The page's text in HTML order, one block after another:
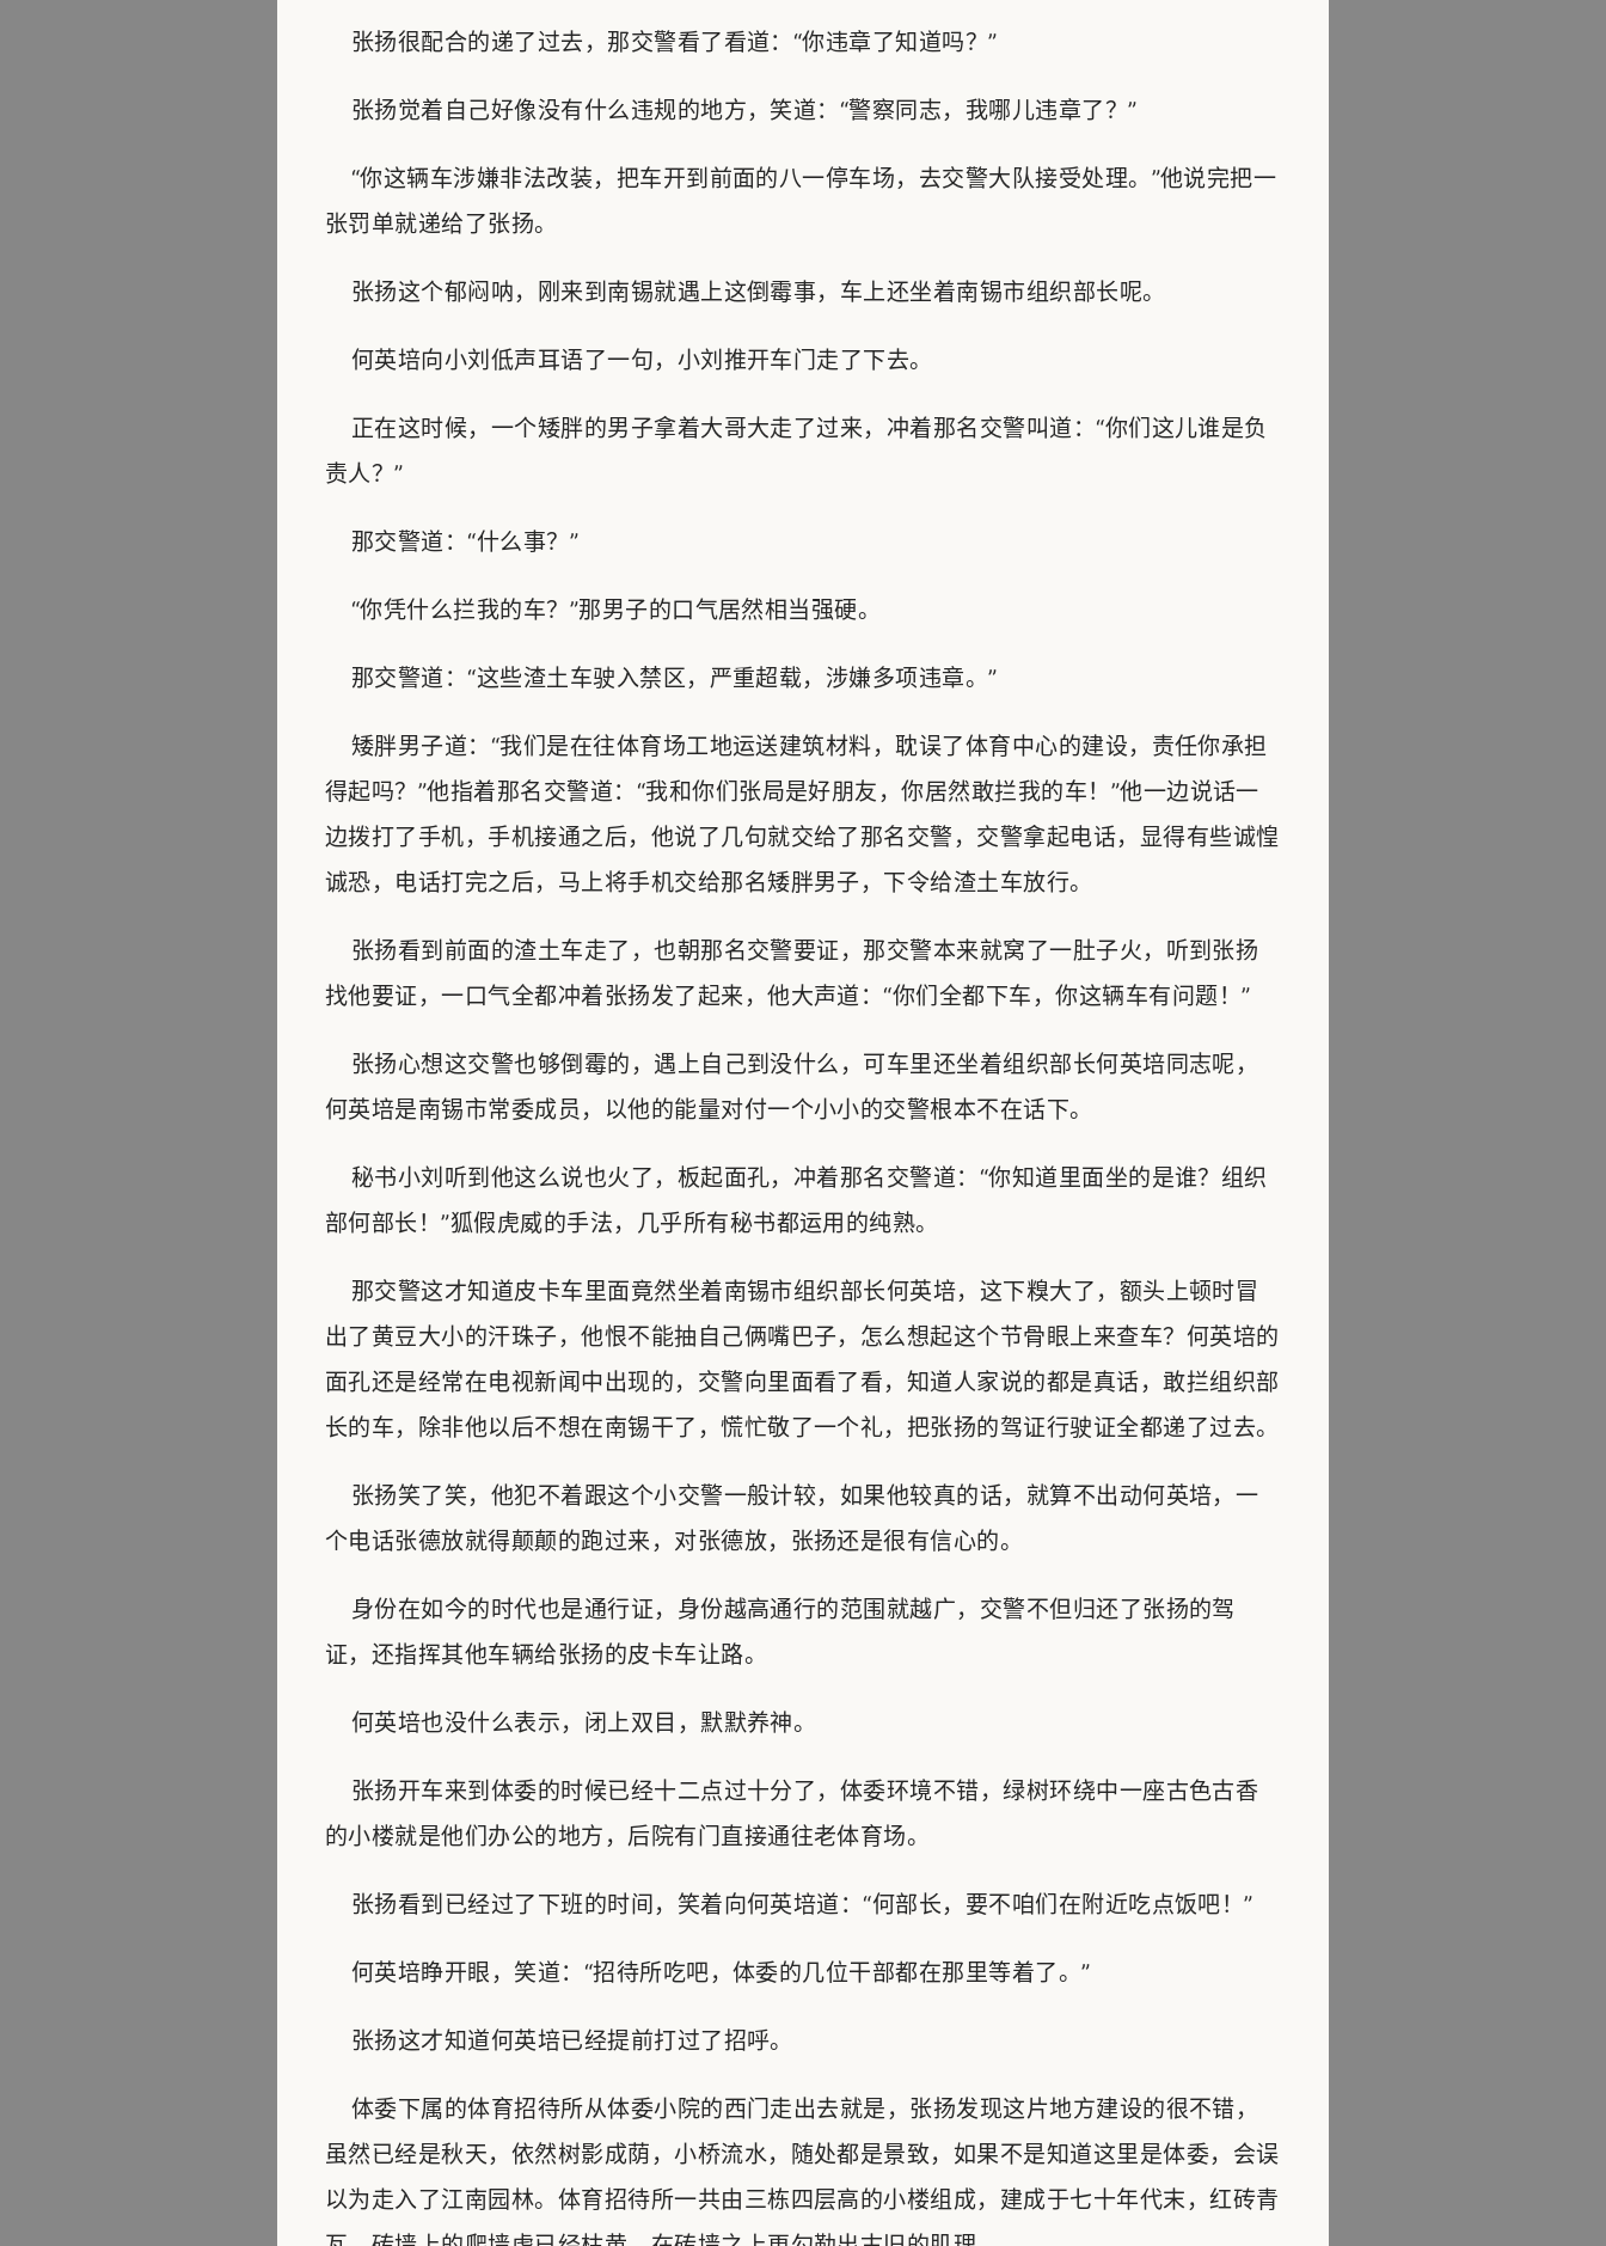
张扬很配合的递了过去，那交警看了看道：“你违章了知道吗？”
张扬觉着自己好像没有什么违规的地方，笑道：“警察同志，我哪儿违章了？”
“你这辆车涉嫌非法改装，把车开到前面的八一停车场，去交警大队接受处理。”他说完把一
张罚单就递给了张扬。
张扬这个郁闷呐，刚来到南锡就遇上这倒霉事，车上还坐着南锡市组织部长呢。
何英培向小刘低声耳语了一句，小刘推开车门走了下去。
正在这时候，一个矮胖的男子拿着大哥大走了过来，冲着那名交警叫道：“你们这儿谁是负
责人？”
那交警道：“什么事？”
“你凭什么拦我的车？”那男子的口气居然相当强硬。
那交警道：“这些渣土车驶入禁区，严重超载，涉嫌多项违章。”
矮胖男子道：“我们是在往体育场工地运送建筑材料，耽误了体育中心的建设，责任你承担
得起吗？”他指着那名交警道：“我和你们张局是好朋友，你居然敢拦我的车！”他一边说话一
边拨打了手机，手机接通之后，他说了几句就交给了那名交警，交警拿起电话，显得有些诚惶
诚恐，电话打完之后，马上将手机交给那名矮胖男子，下令给渣土车放行。
张扬看到前面的渣土车走了，也朝那名交警要证，那交警本来就窝了一肚子火，听到张扬
找他要证，一口气全都冲着张扬发了起来，他大声道：“你们全都下车，你这辆车有问题！”
张扬心想这交警也够倒霉的，遇上自己到没什么，可车里还坐着组织部长何英培同志呢，
何英培是南锡市常委成员，以他的能量对付一个小小的交警根本不在话下。
秘书小刘听到他这么说也火了，板起面孔，冲着那名交警道：“你知道里面坐的是谁？组织
部何部长！”狐假虎威的手法，几乎所有秘书都运用的纯熟。
那交警这才知道皮卡车里面竟然坐着南锡市组织部长何英培，这下糗大了，额头上顿时冒
出了黄豆大小的汗珠子，他恨不能抽自己俩嘴巴子，怎么想起这个节骨眼上来查车？何英培的
面孔还是经常在电视新闻中出现的，交警向里面看了看，知道人家说的都是真话，敢拦组织部
长的车，除非他以后不想在南锡干了，慌忙敬了一个礼，把张扬的驾证行驶证全都递了过去。
张扬笑了笑，他犯不着跟这个小交警一般计较，如果他较真的话，就算不出动何英培，一
个电话张德放就得颠颠的跑过来，对张德放，张扬还是很有信心的。
身份在如今的时代也是通行证，身份越高通行的范围就越广，交警不但归还了张扬的驾
证，还指挥其他车辆给张扬的皮卡车让路。
何英培也没什么表示，闭上双目，默默养神。
张扬开车来到体委的时候已经十二点过十分了，体委环境不错，绿树环绕中一座古色古香
的小楼就是他们办公的地方，后院有门直接通往老体育场。
张扬看到已经过了下班的时间，笑着向何英培道：“何部长，要不咱们在附近吃点饭吧！”
何英培睁开眼，笑道：“招待所吃吧，体委的几位干部都在那里等着了。”
张扬这才知道何英培已经提前打过了招呼。
体委下属的体育招待所从体委小院的西门走出去就是，张扬发现这片地方建设的很不错，
虽然已经是秋天，依然树影成荫，小桥流水，随处都是景致，如果不是知道这里是体委，会误
以为走入了江南园林。体育招待所一共由三栋四层高的小楼组成，建成于七十年代末，红砖青